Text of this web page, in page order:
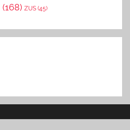
(168) ZUS (45)